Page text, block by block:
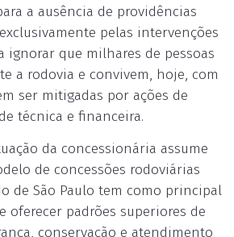
a ausência de providências
pelas intervenções
ignorar que milhares de pessoas
a rodovia e convivem, hoje, com
ser mitigadas por ações de
técnica e financeira.
da concessionária assume
de concessões rodoviárias
de São Paulo tem como principal
oferecer padrões superiores de
conservação e atendimento